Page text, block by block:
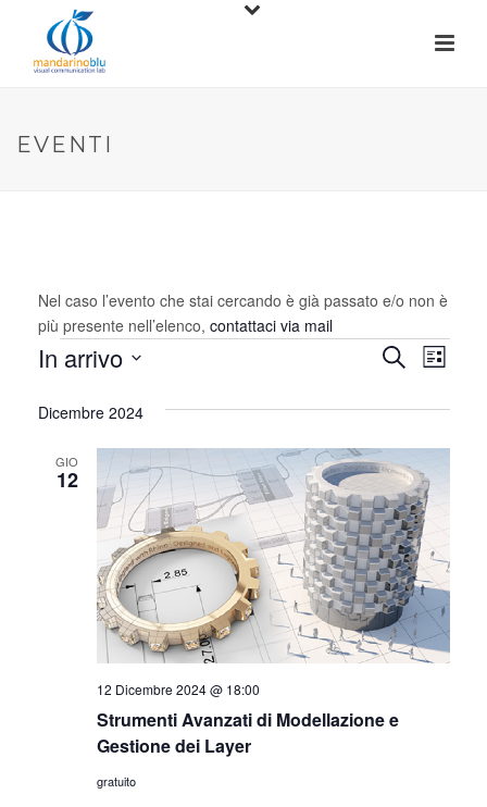
EVENTI
Nel caso l’evento che stai cercando è già passato e/o non è
più presente nell’elenco, contattaci via mail
Eventi
E
v
e
n
t
i
R
i
CercaE
n
t
V
i
s
t
Lista
In arrivo
la
Dicembre 2024
GIO
12
Strumenti Avanzati di Modellazione e
Gestione dei Layer
12 Dicembre 2024 @ 18:00
gratuito